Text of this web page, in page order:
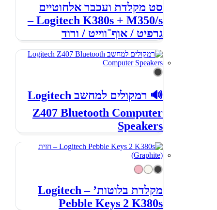
סט מקלדת ועכבר אלחוטיים
Logitech K380s + M350/s –
גרפיט / אוף־ווייט / ורוד
🔊 רמקולים למחשב Logitech
Z407 Bluetooth Computer
Speakers
מקלדת בלוטות’ – Logitech
Pebble Keys 2 K380s